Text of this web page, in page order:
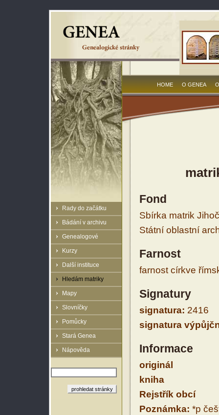
Rady do začátku
Bádání v archivu
Genealogové
Kurzy
Další instituce
Hledám matriky
Mapy
Slovníčky
Pomůcky
Stará Genea
Nápověda
HOME O GENEA
Fond
Sbírka matrik
Státní oblastní
Farnost
farnost církve
Signatury
signatura: 2416
signatura
Informace
originál
kniha
Rejstřík obcí
Poznámka: *p